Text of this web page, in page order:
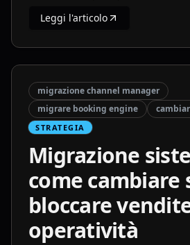
Leggi l'articolo
migrazione channel manager
migrare booking engine
STRATEGIA
Migrazione
come cambiare
bloccare
operatività